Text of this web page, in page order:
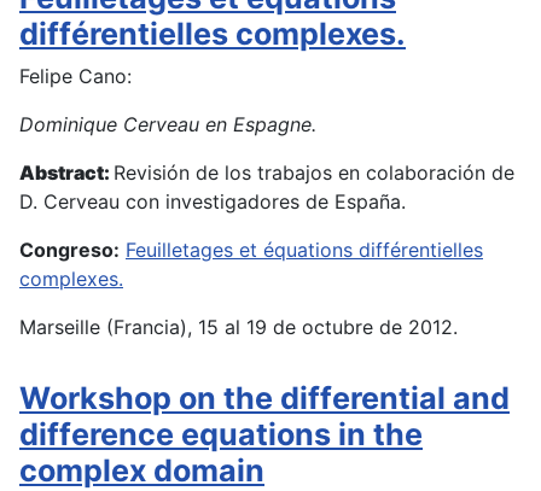
différentielles complexes.
Felipe Cano:
Dominique Cerveau en Espagne.
Abstract: Revisión de los trabajos en colaboración de
D. Cerveau con investigadores de España.
Congreso: Feuilletages et équations différentielles
complexes.
Marseille (Francia), 15 al 19 de octubre de 2012.
Workshop on the differential and
difference equations in the
complex domain